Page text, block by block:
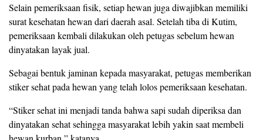
Selain pemeriksaan fisik, setiap hewan juga diwajibkan memiliki
surat kesehatan hewan dari daerah asal. Setelah tiba di Kutim,
pemeriksaan kembali dilakukan oleh petugas sebelum hewan
dinyatakan layak jual.
Sebagai bentuk jaminan kepada masyarakat, petugas memberikan
stiker sehat pada hewan yang telah lolos pemeriksaan kesehatan.
“Stiker sehat ini menjadi tanda bahwa sapi sudah diperiksa dan
dinyatakan sehat sehingga masyarakat lebih yakin saat membeli